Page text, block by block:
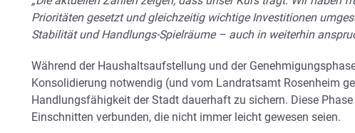
Prioritäten gesetzt und gleichzeitig wichtige Investitionen
Stabilitätund Handlungs-Spielräume – auch in weiterhin
Während der Haushaltsaufstellung und der
Konsolidierung notwendig (und vom Landratsamt Rosenheim
Handlungsfähigkeit der Stadt dauerhaft zu sichern. Diese
Einschnitten verbunden, die nicht immer leicht gewesen seien.